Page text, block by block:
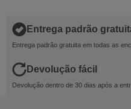
Entrega padrão
Entrega padrão gratuita em todas as
Devolução fácil
Devolução dentro de 30 dias após a